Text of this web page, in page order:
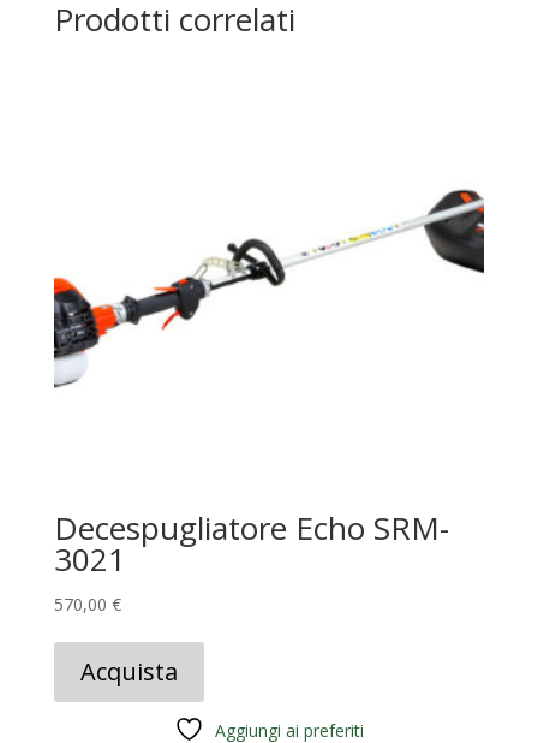
Prodotti correlati
Decespugliatore Echo SRM-
3021
570,00 €
Acquista
Aggiungi ai preferiti